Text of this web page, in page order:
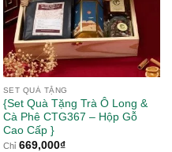
SET QUÀ TẶNG
{Set Quà Tặng Trà Ô Long &
Cà Phê CTG367 – Hộp Gỗ
Cao Cấp }
Chỉ 669,000₫